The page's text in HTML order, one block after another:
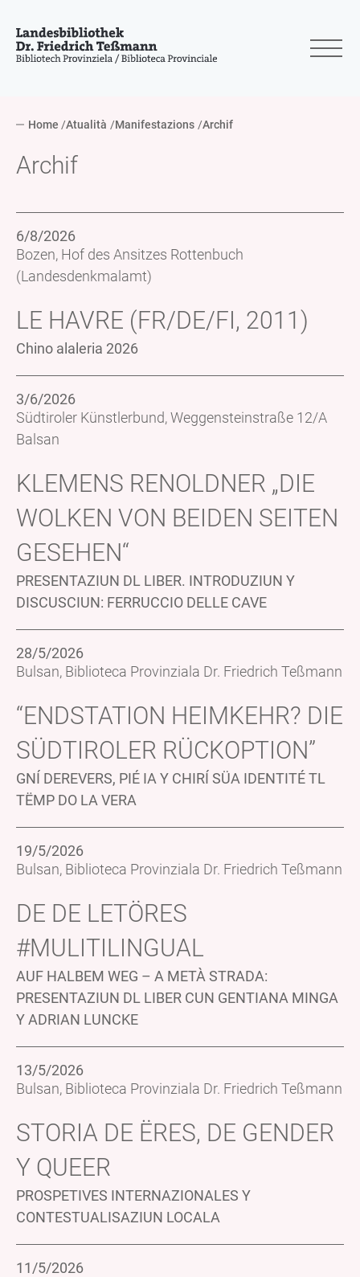
Home Atualità Manifestazions Archif
Archif
6/8/2026
Bozen, Hof des Ansitzes Rottenbuch
(Landesdenkmalamt)
LE HAVRE (FR/DE/FI, 2011)
Chino alaleria 2026
3/6/2026
Südtiroler Künstlerbund, Weggensteinstraße 12/A
Balsan
KLEMENS RENOLDNER „DIE
WOLKEN VON BEIDEN SEITEN
GESEHEN“
PRESENTAZIUN DL LIBER. INTRODUZIUN Y
DISCUSCIUN: FERRUCCIO DELLE CAVE
28/5/2026
Bulsan, Biblioteca Provinziala Dr. Friedrich Teßmann
“ENDSTATION HEIMKEHR? DIE
SÜDTIROLER RÜCKOPTION”
GNÍ DEREVERS, PIÉ IA Y CHIRÍ SÜA IDENTITÉ TL
TËMP DO LA VERA
19/5/2026
Bulsan, Biblioteca Provinziala Dr. Friedrich Teßmann
DE DE LETÖRES
#MULITILINGUAL
AUF HALBEM WEG – A METÀ STRADA:
PRESENTAZIUN DL LIBER CUN GENTIANA MINGA
Y ADRIAN LUNCKE
13/5/2026
Bulsan, Biblioteca Provinziala Dr. Friedrich Teßmann
STORIA DE ËRES, DE GENDER
Y QUEER
PROSPETIVES INTERNAZIONALES Y
CONTESTUALISAZIUN LOCALA
11/5/2026